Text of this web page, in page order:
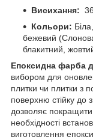
Висихання:
Кольори:
бежевий
блакитний,
Епоксидна фарба
вибором для
плитки чи плитки з
поверхню стійку до
дозволяє покращити
необхідності
виготовлення